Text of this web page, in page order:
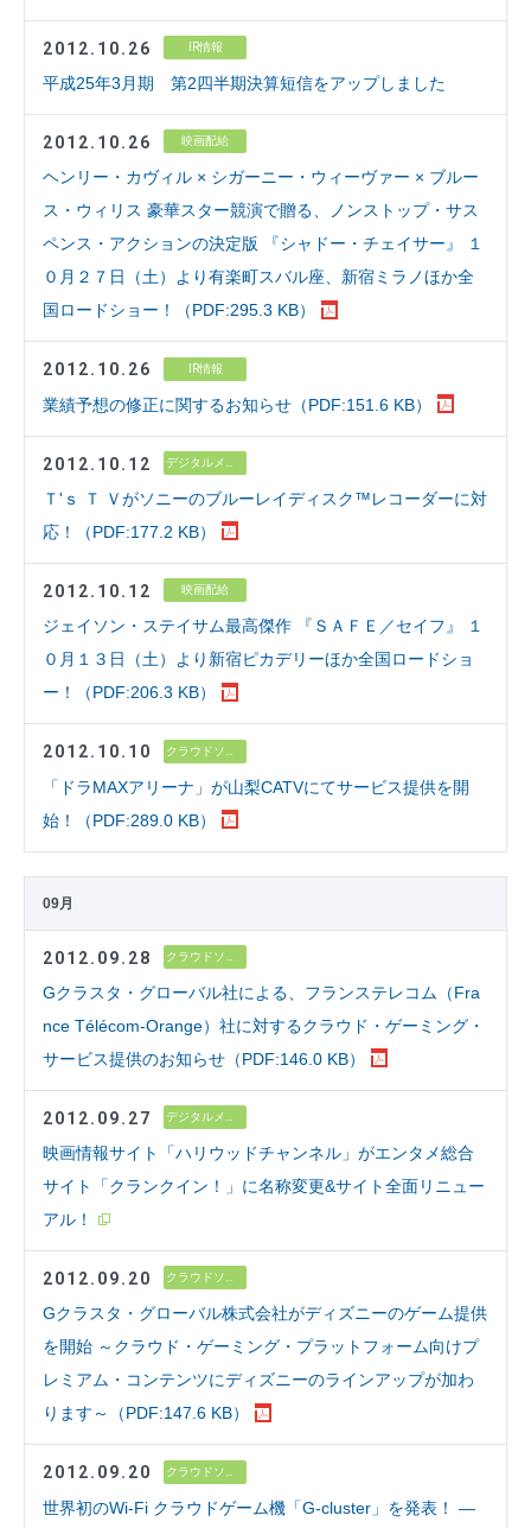
2012.10.26 IR情報
平成25年3月期 第2四半期決算短信をアップしました
2012.10.26 映画配給
ヘンリー・カヴィル × シガーニー・ウィーヴァー × ブルー
ス・ウィリス 豪華スター競演で贈る、ノンストップ・サス
ペンス・アクションの決定版 『シャドー・チェイサー』 １
０月２７日（土）より有楽町スバル座、新宿ミラノほか全
国ロードショー！（PDF:295.3 KB）
2012.10.26 IR情報
業績予想の修正に関するお知らせ（PDF:151.6 KB）
2012.10.12
Ｔ'ｓ Ｔ Ｖがソニーのブルーレイディスク™レコーダーに対
応！（PDF:177.2 KB）
2012.10.12 映画配給
ジェイソン・ステイサム最高傑作 『ＳＡＦＥ／セイフ』 １
０月１３日（土）より新宿ピカデリーほか全国ロードショ
ー！（PDF:206.3 KB）
2012.10.10
「ドラMAXアリーナ」が山梨CATVにてサービス提供を開
始！（PDF:289.0 KB）
09月
2012.09.28
Gクラスタ・グローバル社による、フランステレコム（Fra
nce Télécom-Orange）社に対するクラウド・ゲーミング・
サービス提供のお知らせ（PDF:146.0 KB）
2012.09.27
映画情報サイト「ハリウッドチャンネル」がエンタメ総合
サイト「クランクイン！」に名称変更&サイト全面リニュー
アル！
2012.09.20 クラウドソリューション
Gクラスタ・グローバル株式会社がディズニーのゲーム提供
を開始 ～クラウド・ゲーミング・プラットフォーム向けプ
レミアム・コンテンツにディズニーのラインアップが加わ
ります～（PDF:147.6 KB）
2012.09.20
世界初のWi-Fi クラウドゲーム機「G-cluster」を発表！ ―